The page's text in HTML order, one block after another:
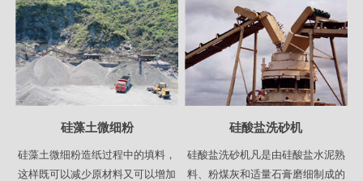
硅藻土微细粉
硅藻土微细粉造纸过程中的填料，
这样既可以减少原材料又可以增加
硅酸盐洗砂机
硅酸盐洗砂机凡是由硅酸盐水泥熟
料、粉煤灰和适量石膏磨细制成的